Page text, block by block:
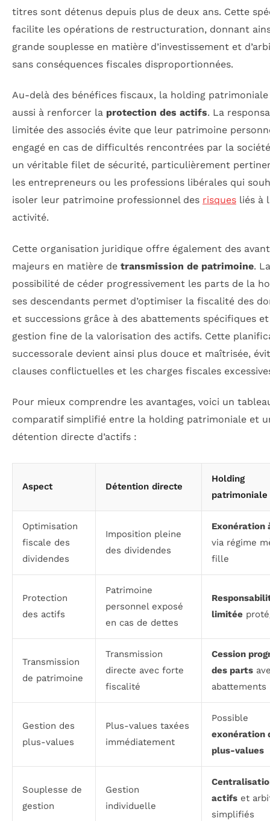
titres sont détenus depuis plus de deux ans. Cette
facilite les opérations de restructuration, donnant
grande souplesse en matière d’investissement et
sans conséquences fiscales disproportionnées.
Au-delà des bénéfices fiscaux, la holding
aussi à renforcer la protection des actifs. La
limitée des associés évite que leur patrimoine
engagé en cas de difficultés rencontrées par la
un véritable filet de sécurité, particulièrement
les entrepreneurs ou les professions libérales qui
isoler leur patrimoine professionnel des risques liés à
activité.
Cette organisation juridique offre également des
majeurs en matière de transmission de patrimoine. La
possibilité de céder progressivement les parts de la
ses descendants permet d’optimiser la fiscalité des
et successions grâce à des abattements spécifiques
gestion fine de la valorisation des actifs. Cette
successorale devient ainsi plus douce et maîtrisée,
clauses conflictuelles et les charges fiscales
Pour mieux comprendre les avantages, voici un
comparatif simplifié entre la holding patrimoniale et
détention directe d’actifs :
Aspect Détention directe
Holding
patrimoniale
Optimisation
fiscale des
dividendes
Imposition pleine
des dividendes
Exonération
via régime
fille
Protection
des actifs
Patrimoine
personnel exposé
en cas de dettes
limitée
Transmission
de patrimoine
Transmission
directe avec forte
fiscalité
Cession
des parts
abattements
Gestion des
plus-values
Plus-values taxées
immédiatement
Possible
exonération
plus-values
Souplesse de
gestion
Gestion
individuelle
actifs et
simplifiés